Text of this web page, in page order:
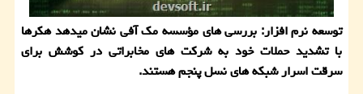
توسعه نرم افزار: بررسی های مؤسسه مک آفی نشان میدهد هکرها
با تشدید حملات خود به شرکت های مخابراتی در کوشش برای
سرقت اسرار شبکه های نسل پنجم هستند.